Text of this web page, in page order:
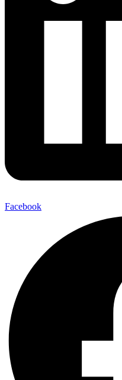
Facebook